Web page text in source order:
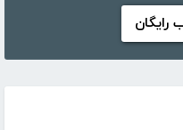
رایگان